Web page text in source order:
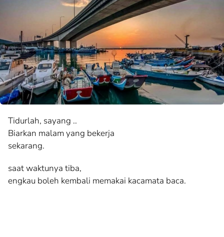
Tidurlah, sayang ..
Biarkan malam yang bekerja
sekarang.
saat waktunya tiba,
engkau boleh kembali memakai kacamata baca.